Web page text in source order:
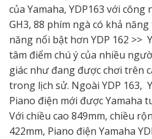
của Yamaha, YDP163 với
GH3, 88 phím ngà có khả
năng nổi bật hơn YDP 162 >>
tâm điểm chú ý của nhiều
giác như đang được chơi trên
trong lịch sử. Ngoài YDP 163,
Piano điện mới được Yamaha
Với chiều cao 849mm, chiều
422mm, Piano điện Yamaha